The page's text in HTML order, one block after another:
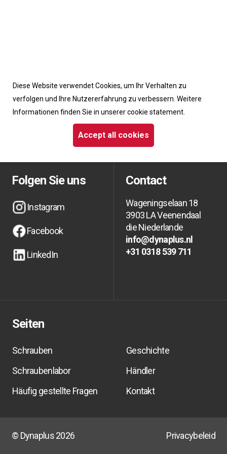
Möchten Sie über Aktionen und aktuelle
Neuigkeiten informiert bleiben?
Möchten Sie über Aktionen und aktuelle
Neuigkeiten informiert bleiben?
Möchten Sie über Aktionen und aktuelle
Neuigkeiten informiert bleiben?
Folgen Sie uns
Instagram
Instagram
Instagram
Facebook
Facebook
Facebook
LinkedIn
Contact
Wageningselaan 18
3903 LA Veenendaal
die Niederlande
info@dynaplus.nl
info@dynaplus.nl
info@dynaplus.nl
+31 0318 539 711
Seiten
Schrauben
Geschichte
Schraubenlabor
Händler
Häufig gestellte Fragen
Kontakt
© Dynaplus 2026
Privacybeleid
Diese Website verwendet Cookies, um Ihr Verhalten zu
verfolgen und Ihre Nutzererfahrung zu verbessern. Weitere
Informationen finden Sie in unserer cookie statement.
Accept all cookies